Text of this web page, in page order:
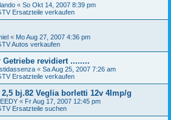
« So Okt 14, 2007 8:39 pm
Ersatzteile verkaufen
« Mo Aug 27, 2007 4:36 pm
Autos verkaufen
Getriebe revidiert ........
« Sa Aug 25, 2007 7:26 am
Ersatzteile verkaufen
bj.82 Veglia borletti 12v 4Imp/g
« Fr Aug 17, 2007 12:45 pm
Ersatzteile suchen